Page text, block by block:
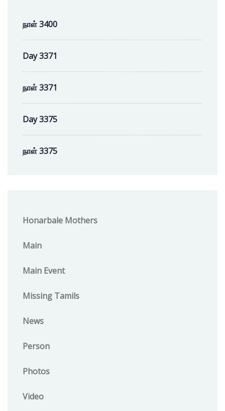
நாள் 3400
Day 3371
நாள் 3371
Day 3375
நாள் 3375
Honarbale Mothers
Main
Main Event
Missing Tamils
News
Person
Photos
Video